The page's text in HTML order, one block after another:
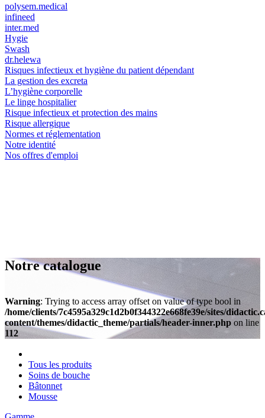
polysem.medical
infineed
inter.med
Hygie
Swash
dr.helewa
Risques infectieux et hygiène du patient dépendant
La gestion des excreta
L’hygiène corporelle
Le linge hospitalier
Risque infectieux et protection des mains
Risque allergique
Normes et réglementation
Notre identité
Nos offres d'emploi
Notre catalogue
Warning: Trying to access array offset on value of type bool in
/home/clients/7c4595a329c1d2b0f344322e668fe39e/sites/
content/themes/didactic_theme/partials/header-inner.php on line
112
Tous les produits
Soins de bouche
Bâtonnet
Mousse